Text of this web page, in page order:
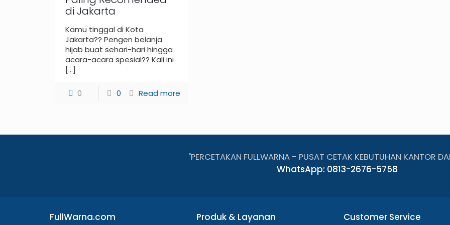
di Jakarta
Kamu tinggal di Kota
Jakarta?? Pengen belanja
hijab buat sehari-hari hingga
acara-acara spesial?? Kali ini
[…]
0 0 Read more
"PERCETAKAN FULLWARNA - PUSAT CETAK KEBUTUHAN KANTOR
WhatsApp: 0813-2676-5758
FullWarna.com Produk & Layanan Customer Service